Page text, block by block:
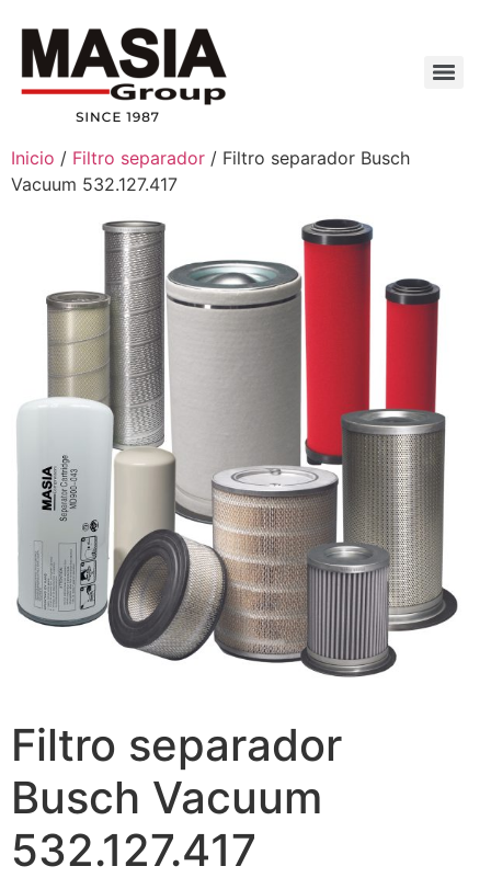
Inicio / Filtro separador / Filtro separador Busch
Vacuum 532.127.417
Filtro separador
Busch Vacuum
532.127.417